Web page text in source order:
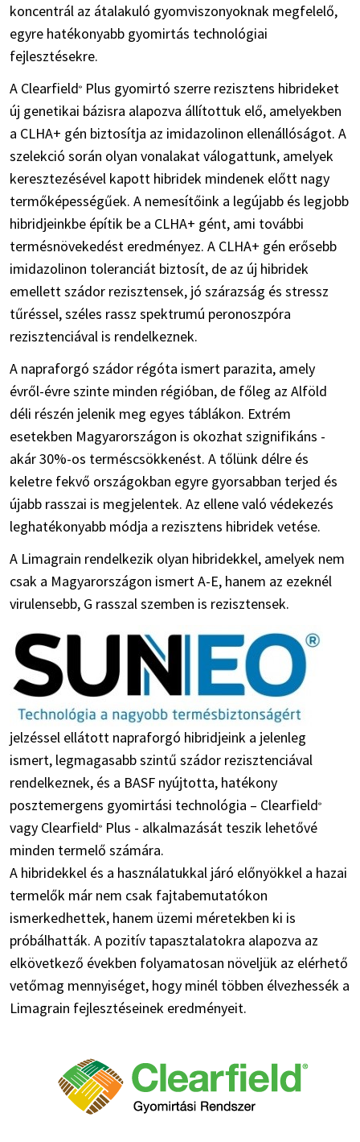
koncentrál az átalakuló gyomviszonyoknak megfelelő,
egyre hatékonyabb gyomirtás technológiai
fejlesztésekre.
A Clearfield® Plus gyomirtó szerre rezisztens hibrideket
új genetikai bázisra alapozva állítottuk elő, amelyekben
a CLHA+ gén biztosítja az imidazolinon ellenállóságot. A
szelekció során olyan vonalakat válogattunk, amelyek
keresztezésével kapott hibridek mindenek előtt nagy
termőképességűek. A nemesítőink a legújabb és legjobb
hibridjeinkbe építik be a CLHA+ gént, ami további
termésnövekedést eredményez. A CLHA+ gén erősebb
imidazolinon toleranciát biztosít, de az új hibridek
emellett szádor rezisztensek, jó szárazság és stressz
tűréssel, széles rassz spektrumú peronoszpóra
rezisztenciával is rendelkeznek.
A napraforgó szádor régóta ismert parazita, amely
évről-évre szinte minden régióban, de főleg az Alföld
déli részén jelenik meg egyes táblákon. Extrém
esetekben Magyarországon is okozhat szignifikáns -
akár 30%-os terméscsökkenést. A tőlünk délre és
keletre fekvő országokban egyre gyorsabban terjed és
újabb rasszai is megjelentek. Az ellene való védekezés
leghatékonyabb módja a rezisztens hibridek vetése.
A Limagrain rendelkezik olyan hibridekkel, amelyek nem
csak a Magyarországon ismert A-E, hanem az ezeknél
virulensebb, G rasszal szemben is rezisztensek.
jelzéssel ellátott napraforgó hibridjeink a jelenleg
ismert, legmagasabb szintű szádor rezisztenciával
rendelkeznek, és a BASF nyújtotta, hatékony
posztemergens gyomirtási technológia – Clearfield®
vagy Clearfield® Plus - alkalmazását teszik lehetővé
minden termelő számára.
A hibridekkel és a használatukkal járó előnyökkel a hazai
termelők már nem csak fajtabemutatókon
ismerkedhettek, hanem üzemi méretekben ki is
próbálhatták. A pozitív tapasztalatokra alapozva az
elkövetkező években folyamatosan növeljük az elérhető
vetőmag mennyiséget, hogy minél többen élvezhessék a
Limagrain fejlesztéseinek eredményeit.